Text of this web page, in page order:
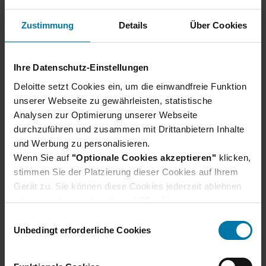
Zustimmung Details Über Cookies
Ihre Datenschutz-Einstellungen
Deloitte setzt Cookies ein, um die einwandfreie Funktion
unserer Webseite zu gewährleisten, statistische
Analysen zur Optimierung unserer Webseite
durchzuführen und zusammen mit Drittanbietern Inhalte
und Werbung zu personalisieren.
Wenn Sie auf "Optionale Cookies akzeptieren" klicken,
stimmen Sie der Platzierung dieser Cookies auf Ihrem
Gerät zu. Sie können diese Cookies jederzeit ablehnen
oder verwalten, indem Sie auf"Cookie-
gewählten Cookie-Präferenzen kann es sein, dass die
Unbedingt erforderliche Cookies
Absolvent:innen Tax Transfer Pricing
alle 518 Jobs zeigen